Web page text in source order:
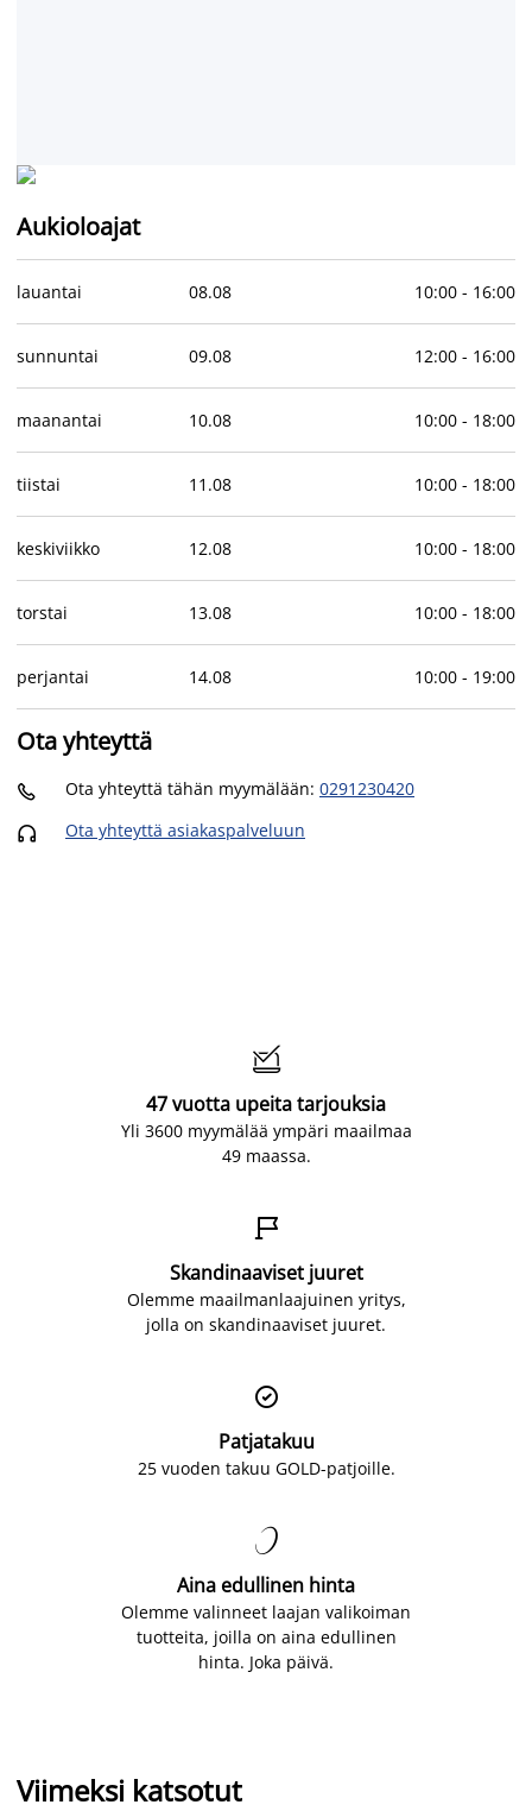
Aukioloajat
lauantai 08.08 10:00- 16:00
sunnuntai 09.08 12:00- 16:00
maanantai 10.08 10:00- 18:00
tiistai 11 .08 10:00- 18:00
keskiviikko 12.08 10:00- 18:00
torstai 13.08 10:00- 18:00
perjantai 14.08 10:00- 19:00
Ota yhteyttä
 Ota yhteyttä tähän myymälään: 0291230420
 Ota yhteyttä asiakaspalveluun

47 vuotta upeita tarjouksia
Yli 3600 myymälää ympäri maailmaa
49 maassa.

Skandinaaviset juuret
Olemme maailmanlaajuinen yritys,
jolla on skandinaaviset juuret.

Patjatakuu
25 vuoden takuu GOLD-patjoille.

Aina edullinen hinta
Olemme valinneet laajan valikoiman
tuotteita, joilla on aina edullinen
hinta. Joka päivä.
Viimeksi katsotut